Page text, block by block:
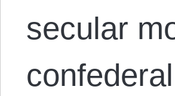
secular